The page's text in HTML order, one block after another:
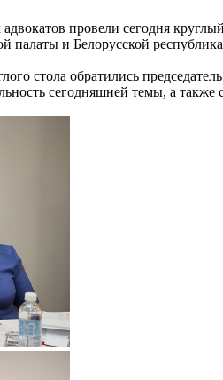
провели сегодня
палаты и Белорусской
стола обратились
сегодняшней темы, а